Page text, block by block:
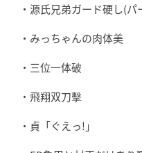
・源氏兄弟ガード硬し(パ
・みっちゃんの肉体美
・三位一体破
・飛翔双刀擊
・貞「ぐえっ!」